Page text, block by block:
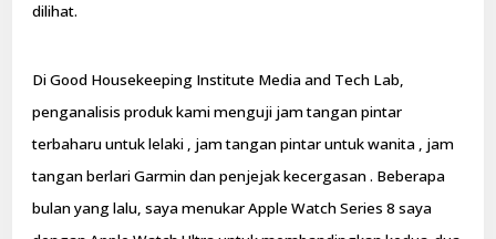
dilihat.
Di Good Housekeeping Institute Media and Tech Lab,
penganalisis produk kami menguji jam tangan pintar
terbaharu untuk lelaki , jam tangan pintar untuk wanita , jam
tangan berlari Garmin dan penjejak kecergasan . Beberapa
bulan yang lalu, saya menukar Apple Watch Series 8 saya